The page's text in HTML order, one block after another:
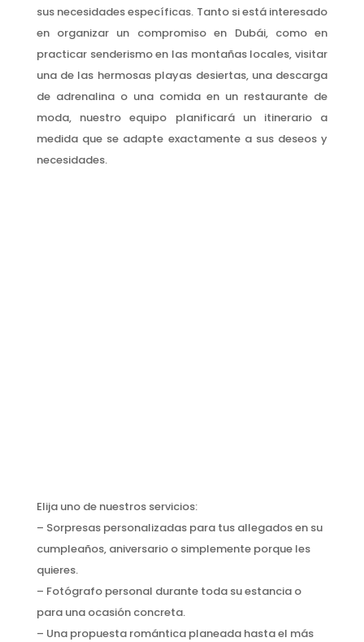
sus necesidades específicas. Tanto si está interesado
en organizar un compromiso en Dubái, como en
practicar senderismo en las montañas locales, visitar
una de las hermosas playas desiertas, una descarga
de adrenalina o una comida en un restaurante de
moda, nuestro equipo planificará un itinerario a
medida que se adapte exactamente a sus deseos y
necesidades.
Elija uno de nuestros servicios:
– Sorpresas personalizadas para tus allegados en su
cumpleaños, aniversario o simplemente porque les
quieres.
– Fotógrafo personal durante toda su estancia o
para una ocasión concreta.
– Una propuesta romántica planeada hasta el más